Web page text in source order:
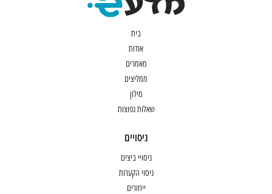
בית
אודות
מאמרים
ממליצים
מילון
שאלות נפוצות
ניסויים
ניסויי ביצים
ניסוי הקערות
ייחורים